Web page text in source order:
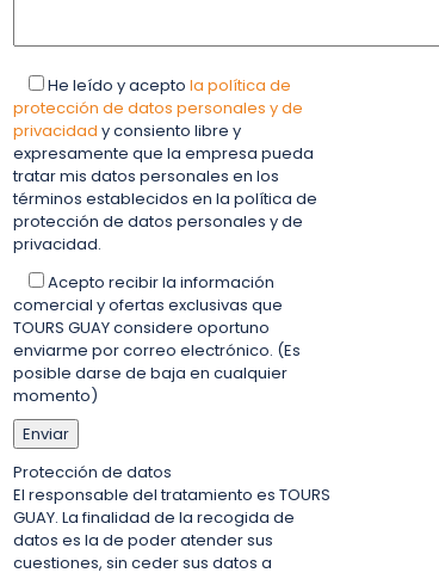
He leído y acepto la política de
protección de datos personales y de
privacidad y consiento libre y
expresamente que la empresa pueda
tratar mis datos personales en los
términos establecidos en la política de
protección de datos personales y de
privacidad.
Acepto recibir la información
comercial y ofertas exclusivas que
TOURS GUAY considere oportuno
enviarme por correo electrónico. (Es
posible darse de baja en cualquier
momento)
Protección de datos
El responsable del tratamiento es TOURS
GUAY. La finalidad de la recogida de
datos es la de poder atender sus
cuestiones, sin ceder sus datos a